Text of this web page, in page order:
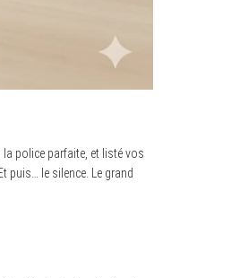
police parfaite, et listé vos
puis… le silence. Le grand